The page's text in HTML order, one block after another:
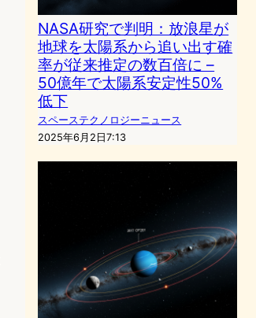
NASA研究で判明：放浪星が
地球を太陽系から追い出す確
率が従来推定の数百倍に –
50億年で太陽系安定性50%
低下
スペーステクノロジーニュース
2025年6月2日7:13